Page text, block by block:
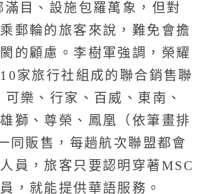
滿目、設施包羅萬象，但對
郵輪的旅客來說，難免會擔
的顧慮。李樹軍強調，榮耀
家旅行社組成的聯合銷售聯
樂、行家、百威、東南、
獅、尊榮、鳳凰（依筆畫排
同販售，每趟航次聯盟都會
員，旅客只要認明穿著MSC
，就能提供華語服務。